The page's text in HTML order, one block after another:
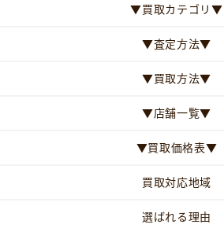
▼買取カテゴリ▼
▼査定方法▼
▼買取方法▼
▼店舗一覧▼
▼買取価格表▼
買取対応地域
選ばれる理由